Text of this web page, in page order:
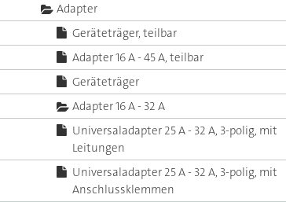
Adapter
Geräteträger, teilbar
Adapter 16 A - 45 A, teilbar
Geräteträger
Adapter 16 A - 32 A
Universaladapter 25 A - 32 A, 3-polig, mit
Leitungen
Universaladapter 25 A - 32 A, 3-polig, mit
Anschlussklemmen